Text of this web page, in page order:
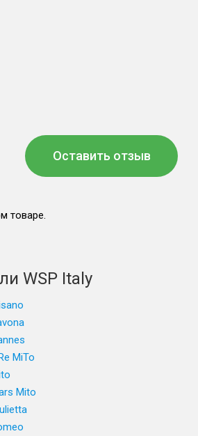
Оставить отзыв
товаре.
WSP Italy
MiTo
Mito